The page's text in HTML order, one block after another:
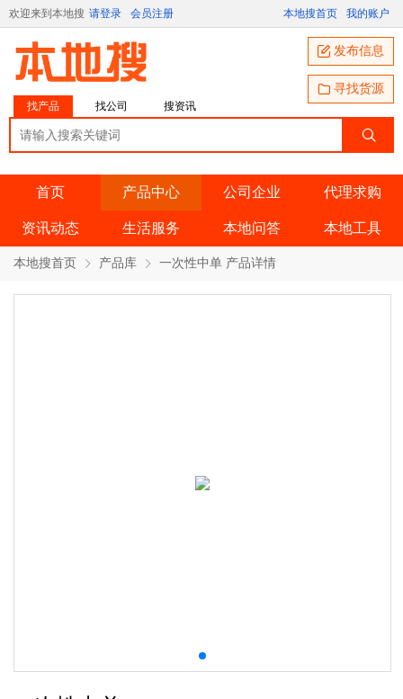
欢迎来到本地搜 请登录 会员注册 本地搜首页 我的账户
找产品 找公司 搜资讯
发布信息
寻找货源
首页 产品中心 公司企业 代理求购
资讯动态 生活服务 本地问答 本地工具
本地搜首页 产品库 一次性中单 产品详情